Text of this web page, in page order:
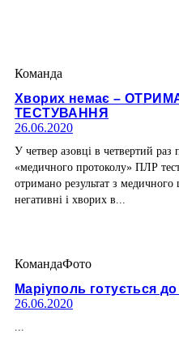
Команда
Хворих немає –
ТЕСТУВАННЯ
26.06.2020
У четвер азовці в четвертий
«медичного протоколу» ПЛР
отримано результат з медичного
негативні і хворих в...
КомандаФото
Маріуполь готується
26.06.2020
...